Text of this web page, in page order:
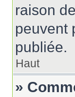
raison
peuvent
publiée.
Haut
»